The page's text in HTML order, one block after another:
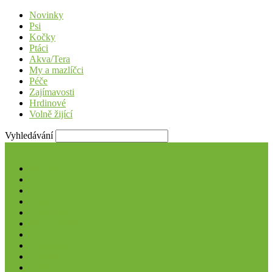
Novinky
Psi
Kočky
Ptáci
Akva/Tera
My a mazlíčci
Péče
Zajímavosti
Hrdinové
Volně žijící
Vyhledávání